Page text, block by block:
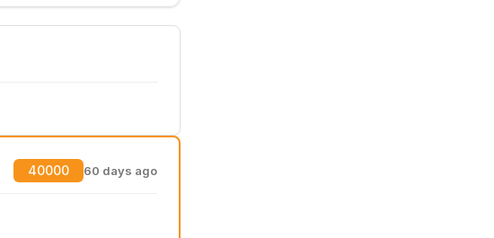
40000 60 days ago